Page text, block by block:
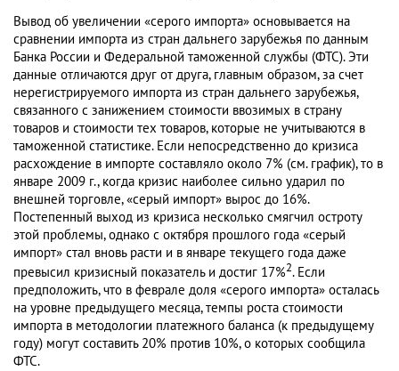
Вывод об увеличении «серого импорта» основывается на
сравнении импорта из стран дальнего зарубежья по данным
Банка России и Федеральной таможенной службы (ФТС). Эти
данные отличаются друг от друга, главным образом, за счет
нерегистрируемого импорта из стран дальнего зарубежья,
связанного с занижением стоимости ввозимых в страну
товаров и стоимости тех товаров, которые не учитываются в
таможенной статистике. Если непосредственно до кризиса
расхождение в импорте составляло около 7% (см. график), то в
январе 2009 г., когда кризис наиболее сильно ударил по
внешней торговле, «серый импорт» вырос до 16%.
Постепенный выход из кризиса несколько смягчил остроту
этой проблемы, однако с октября прошлого года «серый
импорт» стал вновь расти и в январе текущего года даже
превысил кризисный показатель и достиг 17%2. Если
предположить, что в феврале доля «серого импорта» осталась
на уровне предыдущего месяца, темпы роста стоимости
импорта в методологии платежного баланса (к предыдущему
году) могут составить 20% против 10%, о которых сообщила
ФТС.